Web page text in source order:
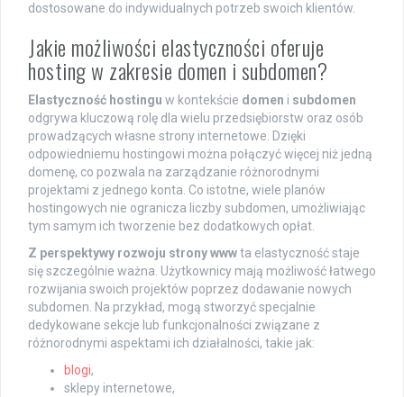
dostosowane do indywidualnych potrzeb swoich klientów.
Jakie możliwości elastyczności oferuje
hosting w zakresie domen i subdomen?
Elastyczność hostingu w kontekście domen i subdomen
odgrywa kluczową rolę dla wielu przedsiębiorstw oraz osób
prowadzących własne strony internetowe. Dzięki
odpowiedniemu hostingowi można połączyć więcej niż jedną
domenę, co pozwala na zarządzanie różnorodnymi
projektami z jednego konta. Co istotne, wiele planów
hostingowych nie ogranicza liczby subdomen, umożliwiając
tym samym ich tworzenie bez dodatkowych opłat.
Z perspektywy rozwoju strony wwwta elastyczność staje
się szczególnie ważna. Użytkownicy mają możliwość łatwego
rozwijania swoich projektów poprzez dodawanie nowych
subdomen. Na przykład, mogą stworzyć specjalnie
dedykowane sekcje lub funkcjonalności związane z
różnorodnymi aspektami ich działalności, takie jak:
blogi,
sklepy internetowe,